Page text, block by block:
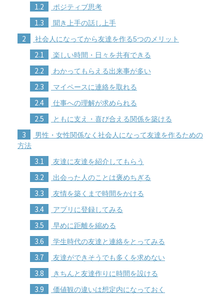
1.2 ポジティブ思考
1.3 聞き上手の話し上手
2 社会人になってから友達を作る5つのメリット
2.1 楽しい時間・日々を共有できる
2.2 わかってもらえる出来事が多い
2.3 マイペースに連絡を取れる
2.4 仕事への理解が求められる
2.5 ともに支え・喜び合える関係を築ける
3
男性・女性関係なく社会人になって友達を作るための
方法
3.1 友達に友達を紹介してもらう
3.2 出会った人のことは褒めちぎる
3.3 友情を築くまで時間をかける
3.4 アプリに登録してみる
3.5 早めに距離を縮める
3.6 学生時代の友達と連絡をとってみる
3.7 友達ができそうでも多くを求めない
3.8 きちんと友達作りに時間を設ける
3.9 価値観の違いは想定内になっておく